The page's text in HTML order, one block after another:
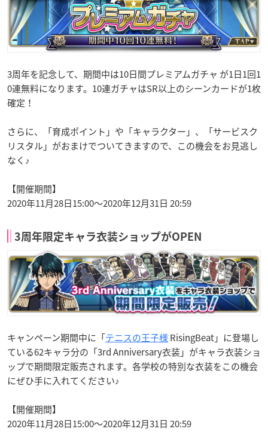
3周年を記念して、期間中は10日間プレミアムガチャ が1日1回1
0連無料になります。10連ガチャはSR以上のシーンカードが1枚
確定！
さらに、「育成ポイント」や「キャラクター」、「サービスク
リスタル」がおまけでついてきますので、この機会をお見逃し
なく♪
【開催期間】
2020年11月28日15:00〜2020年12月31日 20:59
3周年限定キャラ衣装ショップがOPEN
キャンペーン期間中に「テニスの王子様RisingBeat」に登場し
ている62キャラ分の「3rd Anniversary衣装」がキャラ衣装ショ
ップで期間限定販売されます。各学校の特別な衣装をこの機会
にぜひ手に入れてください♪
【開催期間】
2020年11月28日15:00〜2020年12月31日 20:59